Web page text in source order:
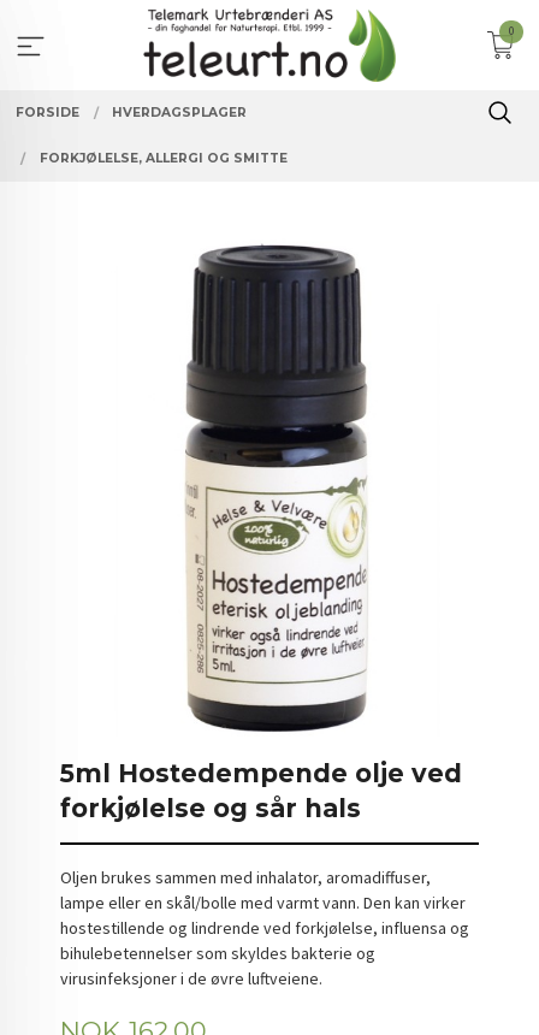
innholdet
0
FORSIDE HVERDAGSPLAGER
FORKJØLELSE, ALLERGI OG SMITTE
5ml Hostedempende olje ved
forkjølelse og sår hals
Oljen brukes sammen med inhalator, aromadiffuser,
lampe eller en skål/bolle med varmt vann. Den kan virker
hostestillende og lindrende ved forkjølelse, influensa og
bihulebetennelser som skyldes bakterie og
virusinfeksjoner i de øvre luftveiene.